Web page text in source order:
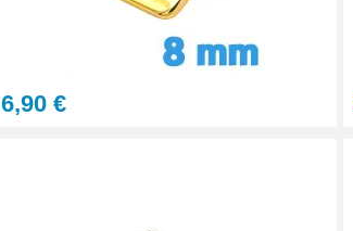
6,90 €